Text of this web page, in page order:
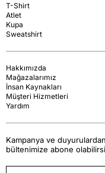
T-Shirt
Atlet
Kupa
Sweatshirt
Hakkımızda
Mağazalarımız
İnsan Kaynakları
Müşteri Hizmetleri
Yardım
Kampanya ve
bültenimize abone